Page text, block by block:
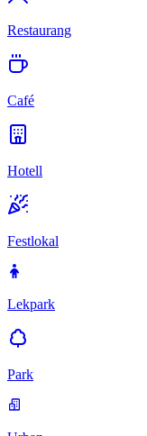
Restaurang
Café
Hotell
Festlokal
Lekpark
Park